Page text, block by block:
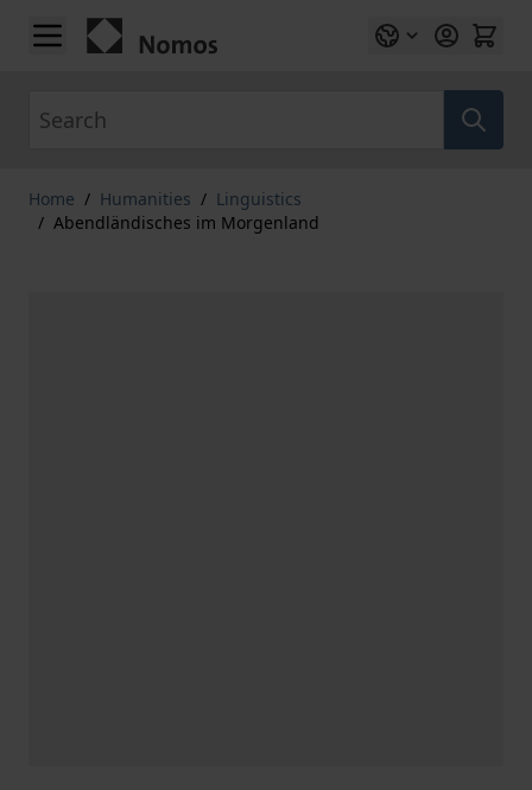
Skip to Content
Home / Humanities / Linguistics
/ Abendländisches im Morgenland